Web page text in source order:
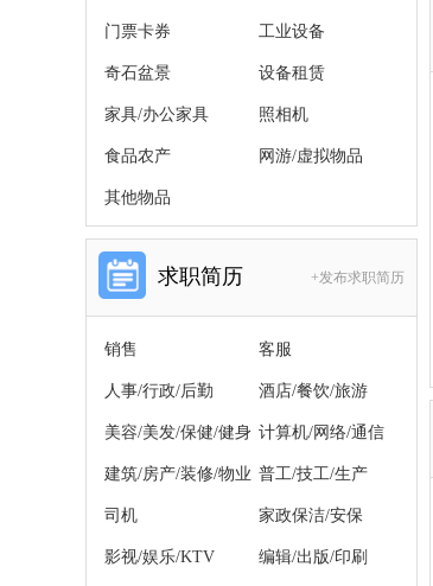
门票卡券 工业设备
奇石盆景 设备租赁
家具/办公家具 照相机
食品农产 网游/虚拟物品
其他物品
求职简历 +发布求职简历
销售 客服
人事/行政/后勤 酒店/餐饮/旅游
美容/美发/保健/健身 计算机/网络/通信
建筑/房产/装修/物业 普工/技工/生产
司机 家政保洁/安保
影视/娱乐/KTV 编辑/出版/印刷